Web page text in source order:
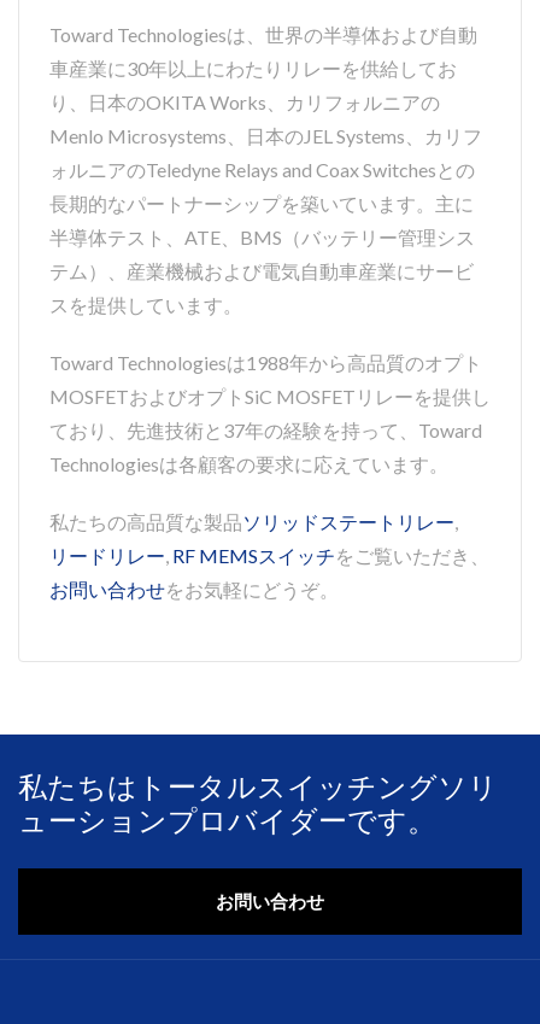
Toward Technologiesは、世界の半導体および自動
車産業に30年以上にわたりリレーを供給してお
り、日本のOKITA Works、カリフォルニアの
Menlo Microsystems、日本のJEL Systems、カリフ
ォルニアのTeledyne Relays and Coax Switchesとの
長期的なパートナーシップを築いています。主に
半導体テスト、ATE、BMS（バッテリー管理シス
テム）、産業機械および電気自動車産業にサービ
スを提供しています。
Toward Technologiesは1988年から高品質のオプト
MOSFETおよびオプトSiC MOSFETリレーを提供し
ており、先進技術と37年の経験を持って、Toward
Technologiesは各顧客の要求に応えています。
私たちの高品質な製品ソリッドステートリレー,
リードリレー, RF MEMSスイッチをご覧いただき、
お問い合わせをお気軽にどうぞ。
私たちはトータルスイッチングソリ
ューションプロバイダーです。
お問い合わせ